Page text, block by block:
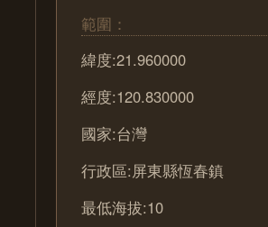
範圍：
緯度:21.960000
經度:120.830000
國家:台灣
行政區:屏東縣恆春鎮
最低海拔:10